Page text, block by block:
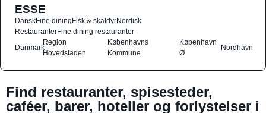
ESSE
DanskFine diningFisk & skaldyrNordisk
RestauranterFine dining restauranter
Danmark
Region
Hovedstaden
Københavns
Kommune
København
Ø
Nordhavn
Find restauranter, spisesteder,
caféer, barer, hoteller og forlystelser i